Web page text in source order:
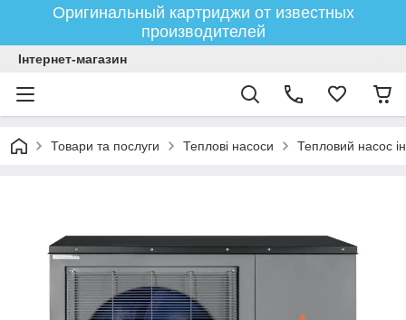
Оригинальный картриджи от известных
производителей
Інтернет-магазин
Товари та послуги Теплові насоси Тепловий насос